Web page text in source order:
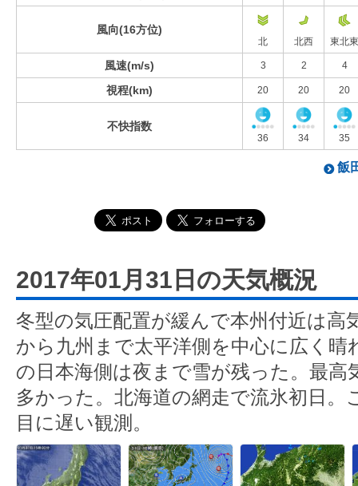
風向(16方位)
北 北西 東北東
風速(m/s) 3 2 4
視程(km) 20 20 20
不快指数
36 34 35
飯
2017年01月31日の天気概況
冬型の気圧配置が緩んで本州付近は高
から九州まで太平洋側を中心に広く晴
の日本海側は夜まで雪が残った。最高
多かった。北海道の網走で流氷初日。
目に遅い観測。